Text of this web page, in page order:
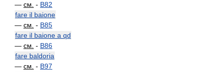
— см. - B82
fare il baione
— см. - B85
fare il baione a qd
— см. - B86
fare baldoria
— см. - B97